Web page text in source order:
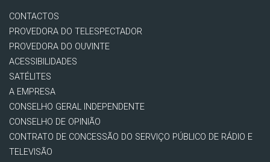
CONTACTOS
PROVEDORA DO TELESPECTADOR
PROVEDORA DO OUVINTE
ACESSIBILIDADES
SATÉLITES
A EMPRESA
CONSELHO GERAL INDEPENDENTE
CONSELHO DE OPINIÃO
CONTRATO DE CONCESSÃO DO SERVIÇO PÚBLICO DE RÁDIO E
TELEVISÃO